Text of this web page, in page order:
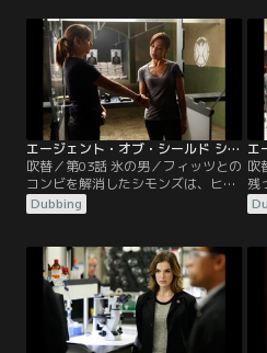
ていた。だがそこにエージェント・
カーター率いるSSRが現れ、すべて
押収する。
こ
エージェント・オブ・シールド シーズン2 第03話／吹替【MARVEL】
吹替／第03話 氷の男／フィッツとの
コンビを解消したシモンズは、ヒド
ラのラボに潜入して働いていた。そ
こで分析させられていた細胞が、ア
だと知る。アイスマシンに触れたま
ま雷に打たれたドニーは、触れるも
のを凍らせるという能力を身につけ
ていたが、ヒドラに利用されること
を拒んで逃亡を続けていたが…。
Dubbing
吹
残
ッ
と